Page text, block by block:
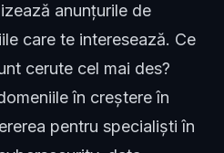
anunțurile de
care te interesează. Ce
cerute cel mai des?
în creștere în
pentru specialiști în